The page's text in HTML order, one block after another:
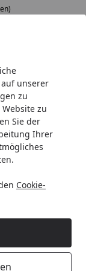
unserer
zu
zu
Sie der
Ihrer
Cookie-
longlife
PS
Eiche